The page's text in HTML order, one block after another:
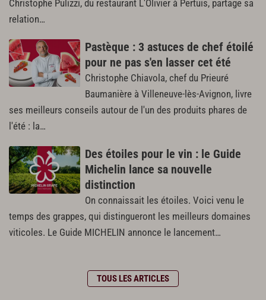
Christophe Pulizzi, du restaurant L'Olivier à Pertuis, partage sa
relation…
Pastèque : 3 astuces de chef étoilé
pour ne pas s'en lasser cet été
Christophe Chiavola, chef du Prieuré
Baumanière à Villeneuve-lès-Avignon, livre
ses meilleurs conseils autour de l'un des produits phares de
l'été : la…
Des étoiles pour le vin : le Guide
Michelin lance sa nouvelle
distinction
On connaissait les étoiles. Voici venu le
temps des grappes, qui distingueront les meilleurs domaines
viticoles. Le Guide MICHELIN annonce le lancement…
TOUS LES ARTICLES